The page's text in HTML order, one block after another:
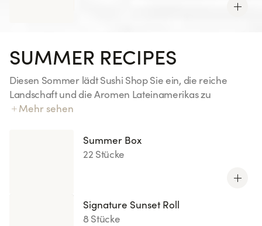
SUMMER RECIPES
Diesen Sommer lädt Sushi Shop Sie ein, die reiche
Landschaft und die Aromen Lateinamerikas zu
erkunden. Jede Kreation dieser Sommerkollektion ist ein
sonnigen Akzenten.
Mehr sehen
Summer Box
22 Stücke
Signature Sunset Roll
8 Stücke